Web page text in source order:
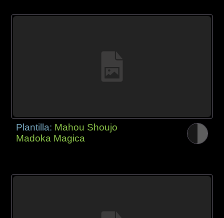
Plantilla: Mahou Shoujo
Madoka Magica